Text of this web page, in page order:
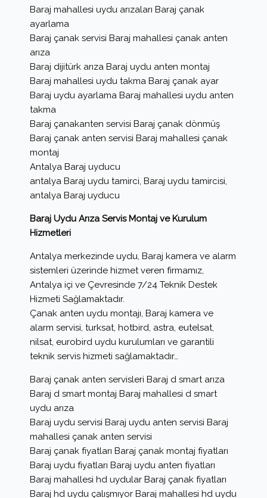
Baraj mahallesi uydu arızaları Baraj çanak
ayarlama
Baraj çanak servisi Baraj mahallesi çanak anten
arıza
Baraj dijitürk arıza Baraj uydu anten montaj
Baraj mahallesi uydu takma Baraj çanak ayar
Baraj uydu ayarlama Baraj mahallesi uydu anten
takma
Baraj çanakanten servisi Baraj çanak dönmüş
Baraj çanak anten servisi Baraj mahallesi çanak
montaj
Antalya Baraj uyducu
antalya Baraj uydu tamirci, Baraj uydu tamircisi,
antalya Baraj uyducu
Baraj Uydu Arıza Servis Montaj ve Kurulum
Hizmetleri
Antalya merkezinde uydu, Baraj kamera ve alarm
sistemleri üzerinde hizmet veren firmamız,
Antalya içi ve Çevresinde 7/24 Teknik Destek
Hizmeti Sağlamaktadır.
Çanak anten uydu montajı, Baraj kamera ve
alarm servisi, turksat, hotbird, astra, eutelsat,
nilsat, eurobird uydu kurulumları ve garantili
teknik servis hizmeti sağlamaktadır…
Baraj çanak anten servisleri Baraj d smart arıza
Baraj d smart montaj Baraj mahallesi d smart
uydu arıza
Baraj uydu servisi Baraj uydu anten servisi Baraj
mahallesi çanak anten servisi
Baraj çanak fiyatları Baraj çanak montaj fiyatları
Baraj uydu fiyatları Baraj uydu anten fiyatları
Baraj mahallesi hd uydular Baraj çanak fiyatları
Baraj hd uydu çalışmıyor Baraj mahallesi hd uydu